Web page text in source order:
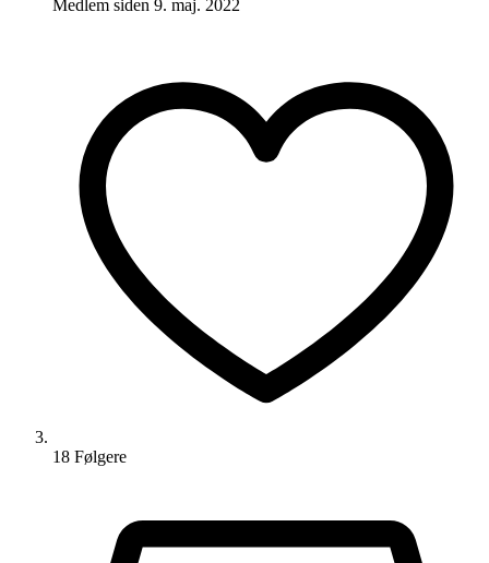
Medlem siden 9. maj. 2022
18 Følgere